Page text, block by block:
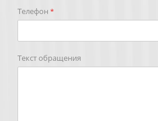
Телефон *
Текст обращения